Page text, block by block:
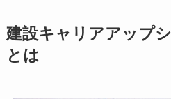
建設キャリアアップ
とは